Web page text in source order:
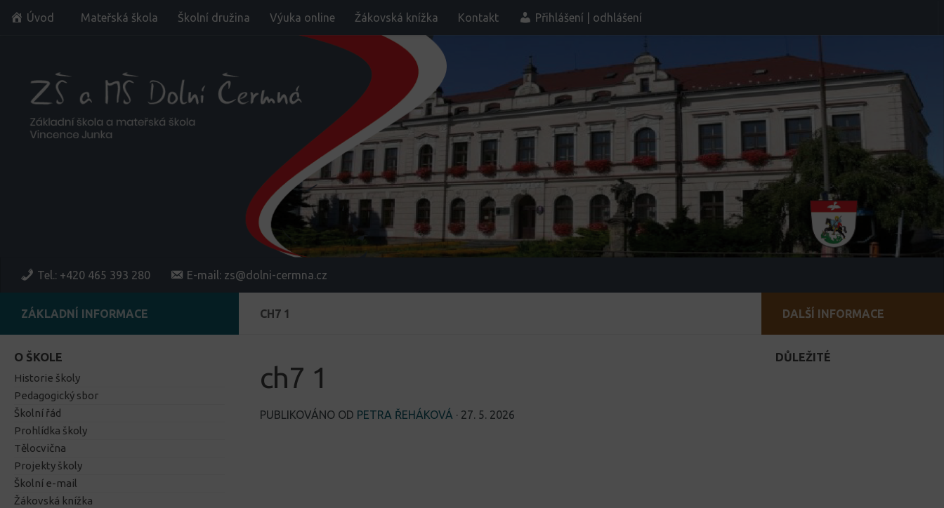
Skip to content
Úvod Mateřská škola Školní družina Výuka online Žákovská knížka Kontakt Přihlášení | odhlášení
Tel.: +420 465 393 280 E-mail: zs@dolni-cermna.cz
CH7 1
ch7 1
PUBLIKOVÁNO OD PETRA ŘEHÁKOVÁ · 27. 5. 2026
ZÁKLADNÍ INFORMACE
O ŠKOLE
Historie školy
Pedagogický sbor
Školní řád
Prohlídka školy
Tělocvična
Projekty školy
Školní e-mail
Žákovská knížka
DALŠÍ INFORMACE
DŮLEŽITÉ